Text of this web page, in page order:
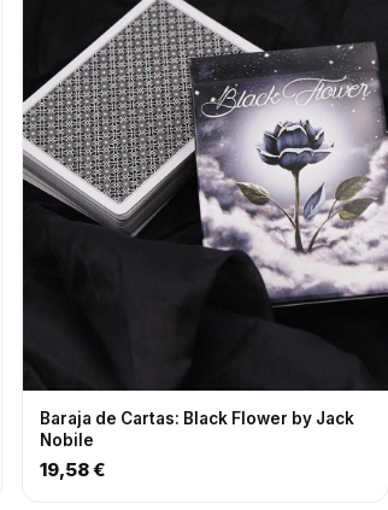
Baraja de Cartas: Black Flower by Jack
Nobile
19,58 €